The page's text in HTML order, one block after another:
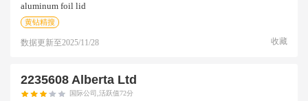
aluminum foil lid
黄钻精搜
数据更新至2025/11/28 收藏
2235608 Alberta Ltd
国际公司,活跃值72分